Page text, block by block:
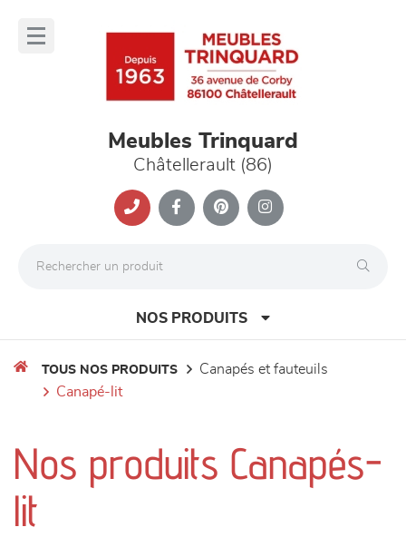
Meubles Trinquard
Châtellerault (86)
NOS PRODUITS
séjours
TOUS NOS PRODUITS
canapés et fauteuils
canapé-lit
Nos produits Canapés-
lit